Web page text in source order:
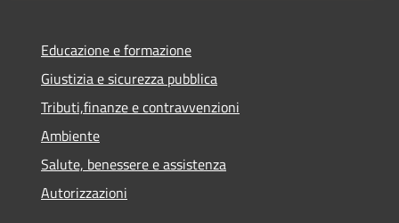
Educazione e formazione
Giustizia e sicurezza pubblica
Tributi,finanze e contravvenzioni
Ambiente
Salute, benessere e assistenza
Autorizzazioni